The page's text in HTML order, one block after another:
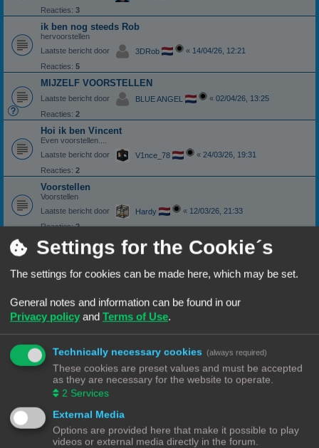
Reacties: 3
ik ben nog steeds Rob
hervoorstellen
Laatste bericht door
3DRob « 14/04/26, 12:21
Reacties: 5
MIJZELF VOORSTELLEN
Laatste bericht door BLUE ANGEL « 02/04/26, 13:25
Reacties: 2
Hoi ik ben Vincent
Even voorstellen....
Laatste bericht door
V1nce_78 « 24/03/26, 19:31
Reacties: 2
Voorstellen
Voorstellen
Laatste bericht door
Hardy « 12/03/26, 21:33
Reacties:2
hallo ik ben Nieuw
Laatste bericht door
Reacties:11 1
Nieuwkomer
Laatste bericht door Misj
Hoi
Ik stel mijzelf voor
Laatste bericht door
Hardy «15/02/26, 09:54
Reacties:2
Laatste bericht door
Reacties:10 1
Settings for the Cookie´s
The settings for cookies can be made here, which may be set.
General notes and information can be found in our
Privacy policy and Terms of Use.
Technically necessary cookies (always required)
These cookies are preset values and must be accepted
as they are necessary for the website to operate.
2 Services
External Media
Options are provided here that make it possible to play
videos or external media directly in the forum.